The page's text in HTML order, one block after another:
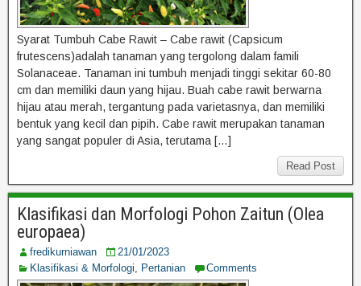
Syarat Tumbuh Cabe Rawit – Cabe rawit (Capsicum
frutescens)adalah tanaman yang tergolong dalam famili
Solanaceae. Tanaman ini tumbuh menjadi tinggi sekitar 60-80
cm dan memiliki daun yang hijau. Buah cabe rawit berwarna
hijau atau merah, tergantung pada varietasnya, dan memiliki
bentuk yang kecil dan pipih. Cabe rawit merupakan tanaman
yang sangat populer di Asia, terutama […]
Read Post
Klasifikasi dan Morfologi Pohon Zaitun (Olea
europaea)
fredikurniawan
21/01/2023
Klasifikasi & Morfologi, Pertanian Comments